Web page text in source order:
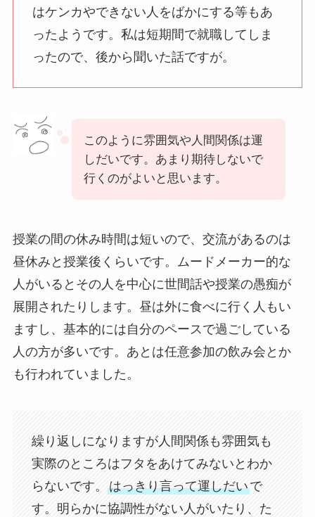
はケンカやできない人をばかにする等もあ
ったようです。私は短期間で就職してしま
ったので、後から聞いた話ですが。
このように雰囲気や人間関係は運
しだいです。あまり期待しないで
行くのがよいと思います。
授業の間の休み時間は短いので、交流があるのは
昼休みと授業後くらいです。ムードメーカー的な
人がいるとその人を中心に世間話や授業の愚痴が
展開されたりします。昼は外に食べに行く人もい
ますし、基本的には自分のペースで過ごしている
人の方が多いです。あとは任意参加の飲み会とか
も行われていました。
繰り返しになりますが人間関係も雰囲気も
実際のところはフタをあけてみないとわか
らないです。 はっきり言って運しだいで
す。明らかに協調性がない人がいたり、た